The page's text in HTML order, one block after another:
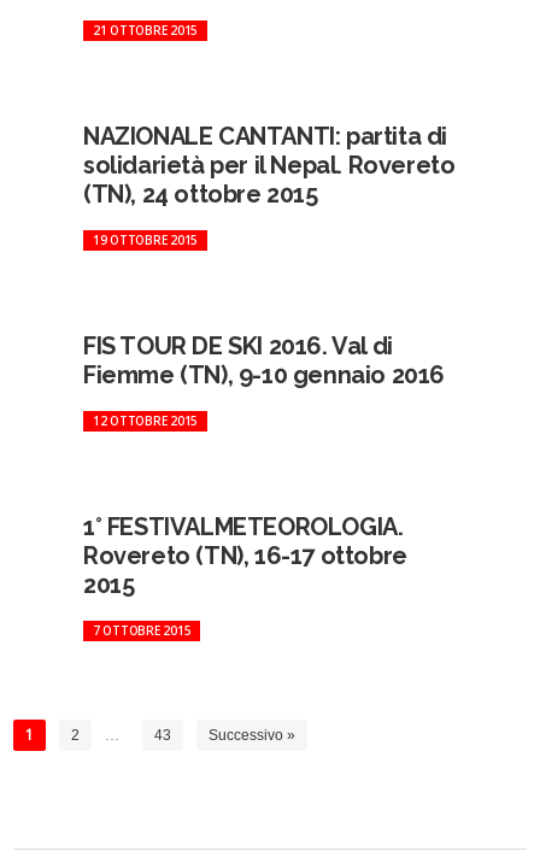
21 OTTOBRE 2015
NAZIONALE CANTANTI: partita di
solidarietà per il Nepal. Rovereto
(TN), 24 ottobre 2015
19 OTTOBRE 2015
FIS TOUR DE SKI 2016. Val di
Fiemme (TN), 9-10 gennaio 2016
12 OTTOBRE 2015
1° FESTIVALMETEOROLOGIA.
Rovereto (TN), 16-17 ottobre
2015
7 OTTOBRE 2015
1 2 … 43 Successivo »